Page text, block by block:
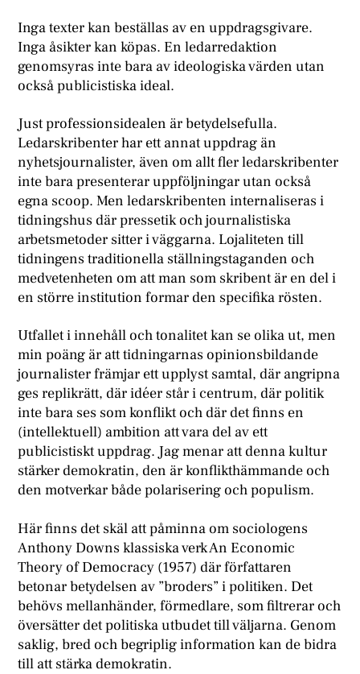
Inga texter kan beställas av en uppdragsgivare.
Inga åsikter kan köpas. En ledarredaktion
genomsyras inte bara av ideologiska värden utan
också publicistiska ideal.
Just professionsidealen är betydelsefulla.
Ledarskribenter har ett annat uppdrag än
nyhetsjournalister, även om allt fler ledarskribenter
inte bara presenterar uppföljningar utan också
egna scoop. Men ledarskribenten internaliseras i
tidningshus där pressetik och journalistiska
arbetsmetoder sitter i väggarna. Lojaliteten till
tidningens traditionella ställningstaganden och
medvetenheten om att man som skribent är en del i
en större institution formar den specifika rösten.
Utfallet i innehåll och tonalitet kan se olika ut, men
min poäng är att tidningarnas opinionsbildande
journalister främjar ett upplyst samtal, där angripna
ges replikrätt, där idéer står i centrum, där politik
inte bara ses som konflikt och där det finns en
(intellektuell) ambition att vara del av ett
publicistiskt uppdrag. Jag menar att denna kultur
stärker demokratin, den är konflikthämmande och
den motverkar både polarisering och populism.
Här finns det skäl att påminna om sociologens
Anthony Downs klassiska verk An Economic
Theory of Democracy (1957) där författaren
betonar betydelsen av ”broders” i politiken. Det
behövs mellanhänder, förmedlare, som filtrerar och
översätter det politiska utbudet till väljarna. Genom
saklig, bred och begriplig information kan de bidra
till att stärka demokratin.